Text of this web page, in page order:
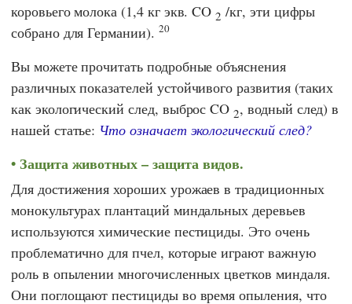
коровьего молока (1,4 кг экв. CO2 /кг, эти цифры
собрано для Германии). 20
Вы можете прочитать подробные объяснения
различных показателей устойчивого развития (таких
как экологический след, выброс CO2, водный след) в
нашей статье: Что означает экологический след?
Защита животных – защита видов.
Для достижения хороших урожаев в традиционных
монокультурах плантаций миндальных деревьев
используются химические пестициды. Это очень
проблематично для пчел, которые играют важную
роль в опылении многочисленных цветков миндаля.
Они поглощают пестициды во время опыления, что